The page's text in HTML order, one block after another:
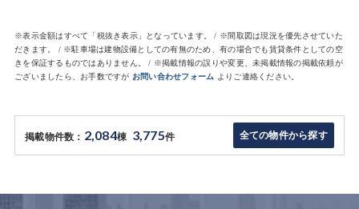
※表示金額はすべて「税抜き表示」となっています。 / ※間取図は現況を優先させていた
だきます。 / ※駐車場は建物設備としての有無のため、有の場合でも賃貸条件としての空
きを保証するものではありません。 / ※掲載情報の誤りや変更、未掲載情報の掲載依頼が
ございましたら、お手数ですが お問い合わせフォーム よりご連絡ください。
掲載物件数： 2,084棟 3,775件 全ての物件から探す